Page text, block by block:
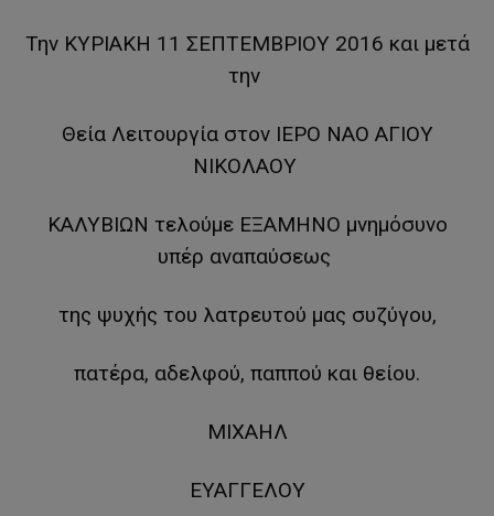
Την ΚΥΡΙΑΚΗ 11 ΣΕΠΤΕΜΒΡΙΟΥ 2016 και μετά
την
Θεία Λειτουργία στον ΙΕΡΟ ΝΑΟ ΑΓΙΟΥ
ΝΙΚΟΛΑΟΥ
ΚΑΛΥΒΙΩΝ τελούμε ΕΞΑΜΗΝΟ μνημόσυνο
υπέρ αναπαύσεως
της ψυχής του λατρευτού μας συζύγου,
πατέρα, αδελφού, παππού και θείου.
ΜΙΧΑΗΛ
ΕΥΑΓΓΕΛΟΥ